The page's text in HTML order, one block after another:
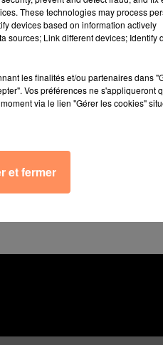
son Kinder Bueno
et une femme
de tarés" avant
policiers en civil
en courant et le
et ses rares
clients de ne pas
mais rien n’est
quelqu'un est en
de
8
These technologies may process
devices based on information actively
sources; Link different devices; Identify
les finalités et/ou partenaires dans
Vos préférences ne s'appliqueront
via le lien "Gérer les cookies"
et fermer